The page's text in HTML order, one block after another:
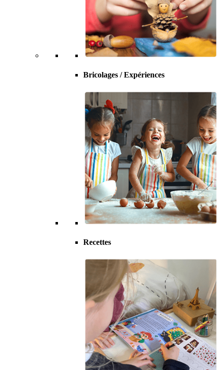
Bricolages / Expériences
Recettes